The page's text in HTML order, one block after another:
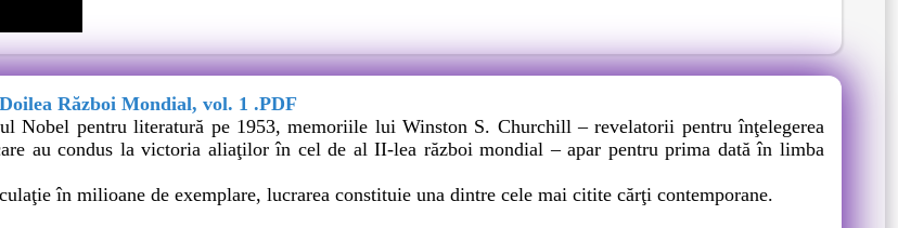
Război Mondial, vol. 1 .PDF
Nobel pentru literatură pe 1953, memoriile lui Winston S. Churchill – revelatorii pentru înţelegerea
au condus la victoria aliaţilor în cel de al II-lea război mondial – apar pentru prima dată în limba
în milioane de exemplare, lucrarea constituie una dintre cele mai citite cărţi contemporane.